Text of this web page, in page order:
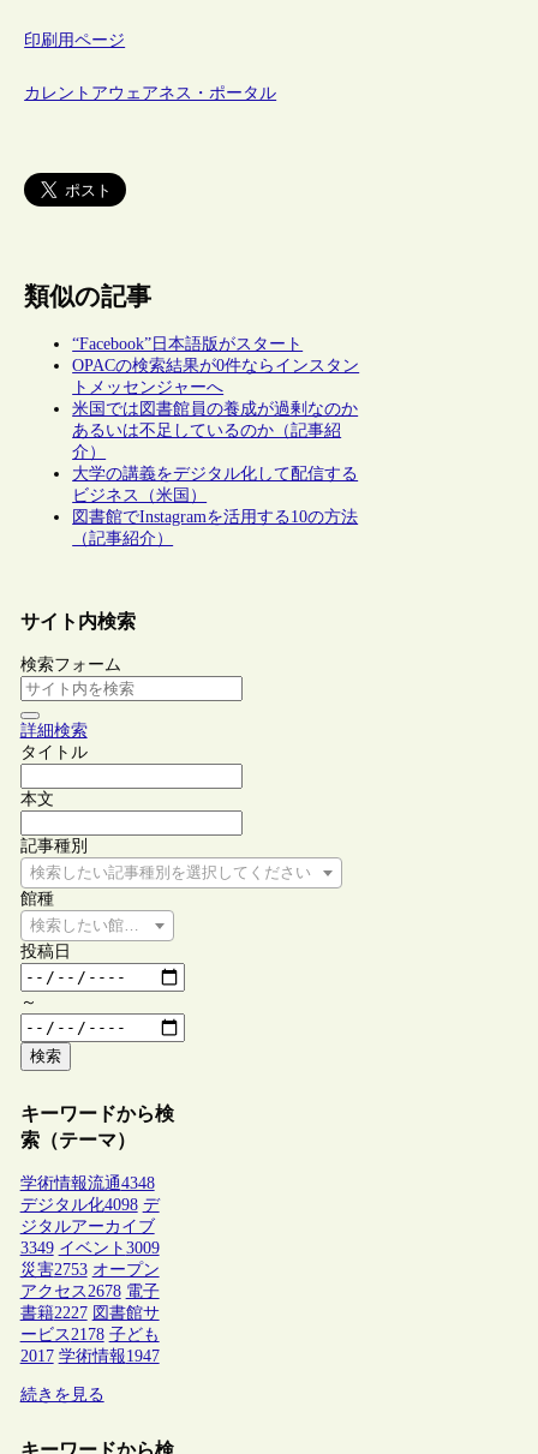
印刷用ページ
カレントアウェアネス・ポータル
類似の記事
“Facebook”日本語版がスタート
OPACの検索結果が0件ならインスタン
トメッセンジャーへ
米国では図書館員の養成が過剰なのか
あるいは不足しているのか（記事紹
介）
大学の講義をデジタル化して配信する
ビジネス（米国）
図書館でInstagramを活用する10の方法
（記事紹介）
サイト内検索
検索フォーム
詳細検索
タイトル
本文
記事種別
検索したい記事種別を選択してください
館種
検索したい館種を選択してください
投稿日
～
検索
キーワードから検
索（テーマ）
学術情報流通4348
デジタル化4098 デ
ジタルアーカイブ
3349 イベント 3009
災害2753 オープン
アクセス2678 電子
書籍2227 図書館サ
ービス2178 子ども
2017 学術情報1947
続きを見る
キーワードから検